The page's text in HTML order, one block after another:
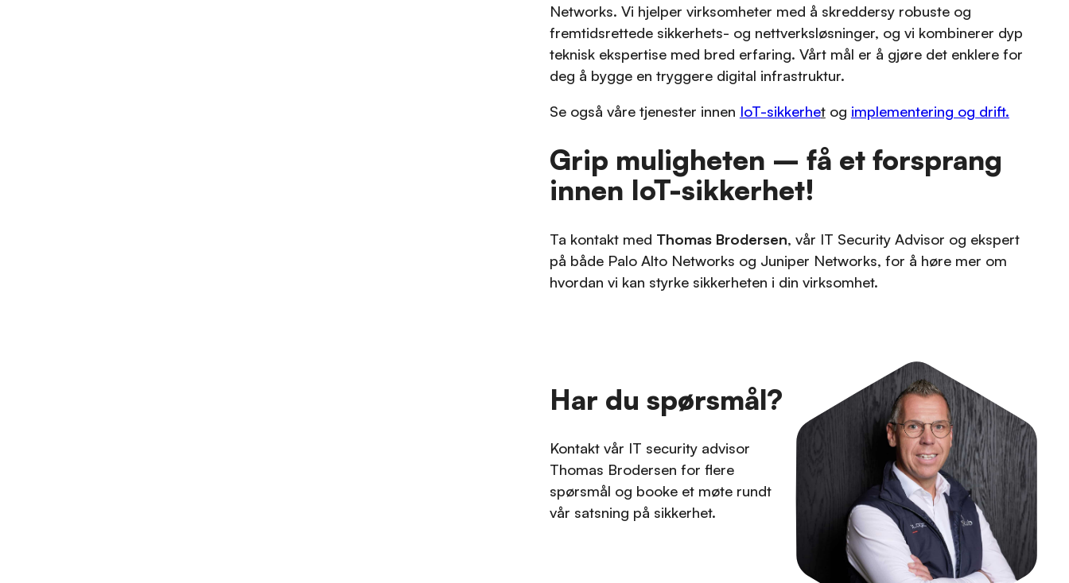
Networks. Vi hjelper virksomheter med å skreddersy robuste og
fremtidsrettede sikkerhets- og nettverksløsninger, og vi kombinerer dyp
teknisk ekspertise med bred erfaring. Vårt mål er å gjøre det enklere for
deg å bygge en tryggere digital infrastruktur.
Se også våre tjenester innen IoT-sikkerhetog implementering og drift.
Grip muligheten – få et forsprang
innen IoT-sikkerhet!
Ta kontakt med Thomas Brodersen, vår IT Security Advisor og ekspert
på både Palo Alto Networks og Juniper Networks, for å høre mer om
hvordan vi kan styrke sikkerheten i din virksomhet.
Har du spørsmål?
Kontakt vår IT security advisor
Thomas Brodersen for flere
spørsmål og booke et møte rundt
vår satsning på sikkerhet.